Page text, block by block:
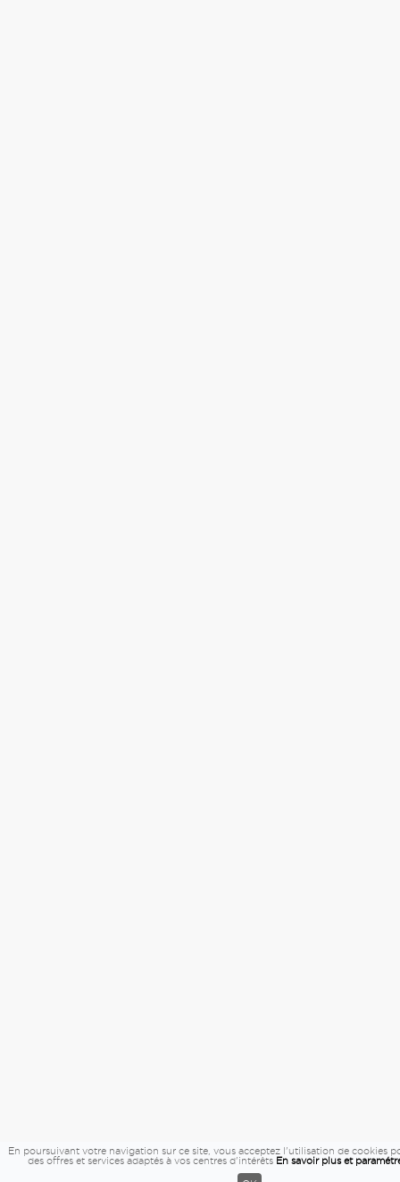
En poursuivant votre navigation sur ce site, vous acceptez l'utilisation de cookies
des offres et services adaptés à vos centres d'intérêts En savoir plus et